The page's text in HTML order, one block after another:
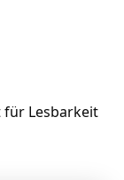
für Lesbarkeit